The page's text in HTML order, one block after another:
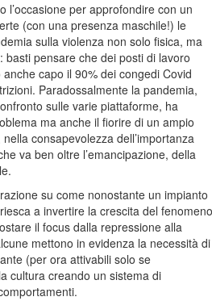
l’occasione per approfondire con un
(con una presenza maschile!) le
sulla violenza non solo fisica, ma
basti pensare che dei posti di lavoro
capo il 90% dei congedi Covid
Paradossalmente la pandemia,
sulle varie piattaforme, ha
ma anche il fiorire di un ampio
consapevolezza dell’importanza
va ben oltre l’emancipazione, della
su come nonostante un impianto
a invertire la crescita del fenomeno
il focus dalla repressione alla
mettono in evidenza la necessità di
(per ora attivabili solo se
cultura creando un sistema di